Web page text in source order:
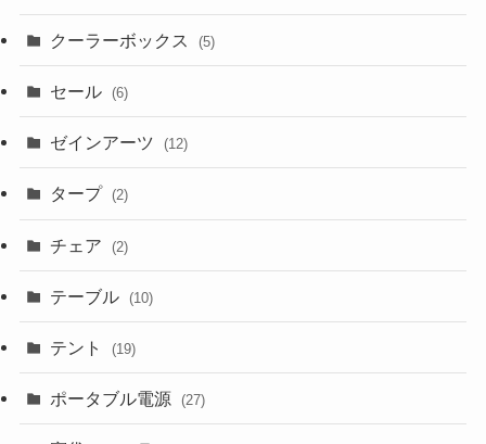
クーラーボックス (5)
セール (6)
ゼインアーツ (12)
タープ (2)
チェア (2)
テーブル (10)
テント (19)
ポータブル電源 (27)